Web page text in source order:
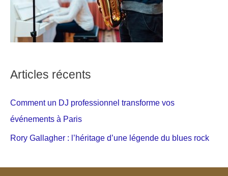
Articles récents
Comment un DJ professionnel transforme vos
événements à Paris
Rory Gallagher : l’héritage d’une légende du blues rock